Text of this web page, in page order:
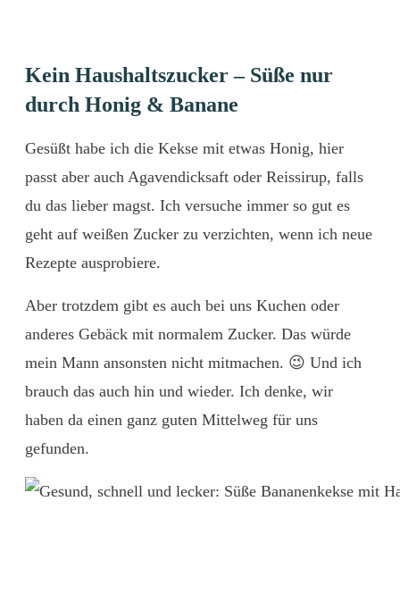
Kein Haushaltszucker – Süße nur
durch Honig & Banane
Gesüßt habe ich die Kekse mit etwas Honig, hier
passt aber auch Agavendicksaft oder Reissirup, falls
du das lieber magst. Ich versuche immer so gut es
geht auf weißen Zucker zu verzichten, wenn ich neue
Rezepte ausprobiere.
Aber trotzdem gibt es auch bei uns Kuchen oder
anderes Gebäck mit normalem Zucker. Das würde
mein Mann ansonsten nicht mitmachen. 😉 Und ich
brauch das auch hin und wieder. Ich denke, wir
haben da einen ganz guten Mittelweg für uns
gefunden.